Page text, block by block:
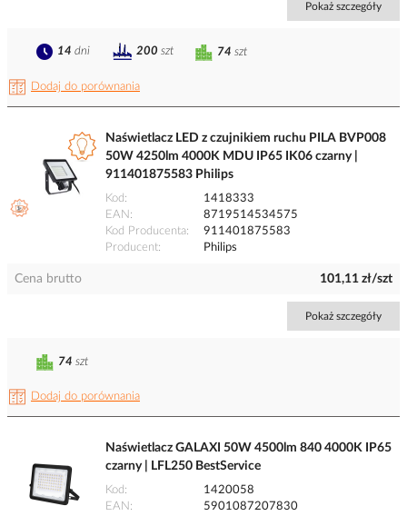
Pokaż szczegóły
Dodaj do porównania
74 szt
14 dni 200 szt
Naświetlacz LED z czujnikiem ruchu PILA BVP008
50W 4250lm 4000K MDU IP65 IK06 czarny |
911401875583 Philips
Kod
1418333
EAN
8719514534575
Kod Producenta
911401875583
Producent
Philips
Cena brutto 101,11 zł/szt
Pokaż szczegóły
Dodaj do porównania
74 szt
Naświetlacz GALAXI 50W 4500lm 840 4000K IP65
czarny | LFL250 BestService
Kod
1420058
EAN
5901087207830